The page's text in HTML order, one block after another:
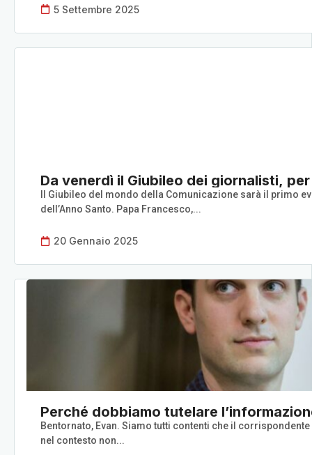
5 Settembre 2025
Da venerdì il Giubileo dei giornalisti,
Il Giubileo del mondo della Comunicazione sarà il primo
dell’Anno Santo. Papa Francesco,...
20 Gennaio 2025
Perché dobbiamo tutelare
Bentornato, Evan. Siamo tutti contenti che il
nel contesto non...